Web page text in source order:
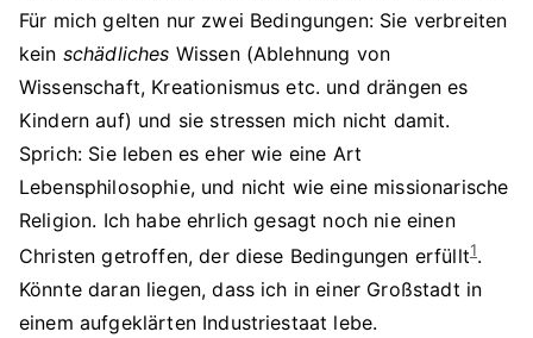
Für mich gelten nur zwei Bedingungen: Sie verbreiten
kein schädliches Wissen (Ablehnung von
Wissenschaft, Kreationismus etc. und drängen es
Kindern auf) und sie stressen mich nicht damit.
Sprich: Sie leben es eher wie eine Art
Lebensphilosophie, und nicht wie eine missionarische
Religion. Ich habe ehrlich gesagt noch nie einen
Christen getroffen, der diese Bedingungen erfüllt1.
Könnte daran liegen, dass ich in einer Großstadt in
einem aufgeklärten Industriestaat lebe.